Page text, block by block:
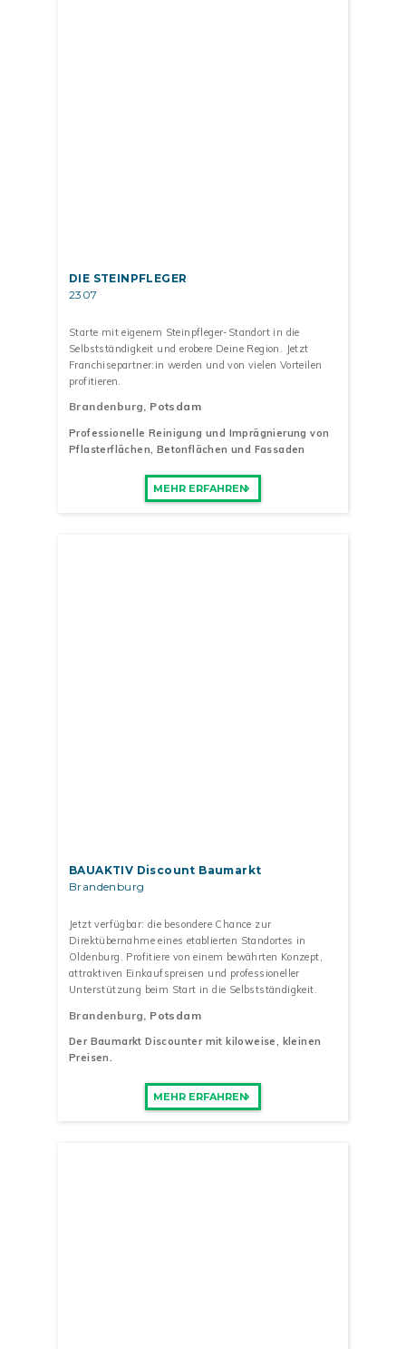
DIE STEINPFLEGER
2307
Starte mit eigenem Steinpfleger-Standort in die
Selbstständigkeit und erobere Deine Region. Jetzt
Franchisepartner:in werden und von vielen Vorteilen
profitieren.
Brandenburg, Potsdam
Professionelle Reinigung und Imprägnierung von
Pflasterflächen, Betonflächen und Fassaden
MEHR ERFAHREN
BAUAKTIV Discount Baumarkt
Brandenburg
Jetzt verfügbar: die besondere Chance zur
Direktübernahme eines etablierten Standortes in
Oldenburg. Profitiere von einem bewährten Konzept,
attraktiven Einkaufspreisen und professioneller
Unterstützung beim Start in die Selbstständigkeit.
Brandenburg , Potsdam
Der Baumarkt Discounter mit kiloweise, kleinen
Preisen.
MEHR ERFAHREN